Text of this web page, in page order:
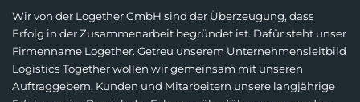
Wir von der Logether GmbH sind der Überzeugung, dass
Erfolg in der Zusammenarbeit begründet ist. Dafür steht unser
Firmenname Logether. Getreu unserem Unternehmensleitbild
Logistics Together wollen wir gemeinsam mit unseren
Auftraggebern, Kunden und Mitarbeitern unsere langjährige